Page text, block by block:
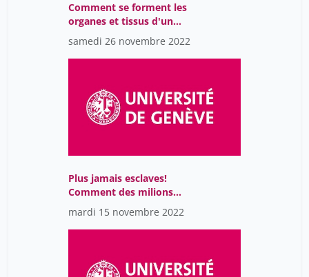
Comment se forment les
organes et tissus d'un
individu
samedi 26 novembre 2022
Plus jamais esclaves!
Comment des milions
d'esclaves des
Amériques se sont
libérés avant
mardi 15 novembre 2022